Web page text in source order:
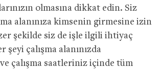
olmasına dikkat edin. Siz
alanınıza kimsenin girmesine izin
şekilde siz de işle ilgili ihtiyaç
şeyi çalışma alanınızda
çalışma saatleriniz içinde tüm